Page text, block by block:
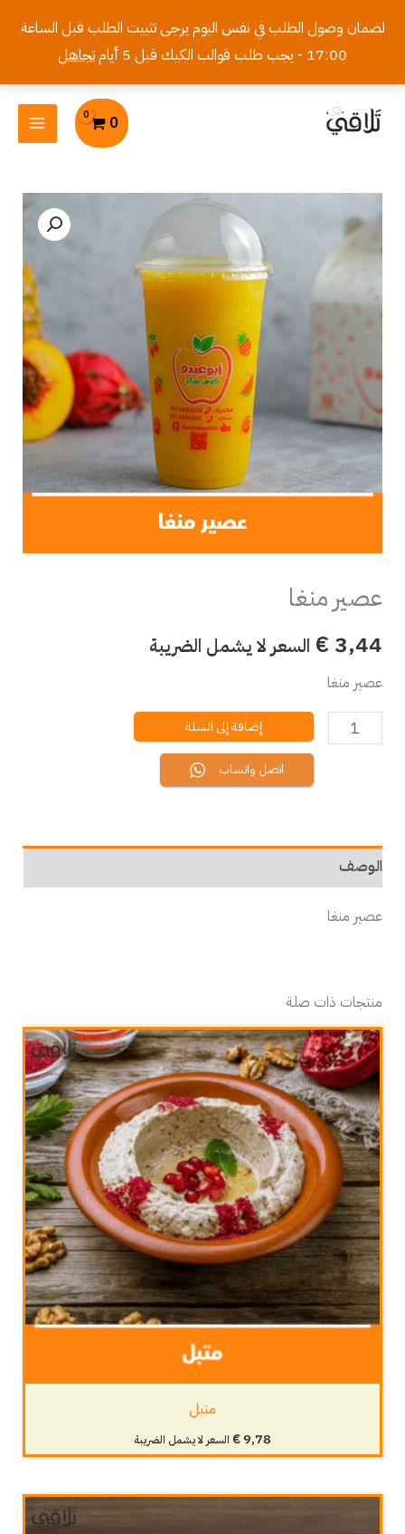
لضمان وصول الطلب في نفس اليوم يرجى تثبيت الطلب قبل الساعة
17:00 - يجب طلب قوالب الكيك قبل 5 أيام
تجاهل
0
عصير منغا
€ 3,44 السعر لا يشمل الضريبة
عصير منغا
عصير
منغا
إضافة إلى السلة
اتصل واتساب
الوصف
عصير منغا
منتجات ذات صلة
متبل
€9,78 السعر لا يشمل الضريبة